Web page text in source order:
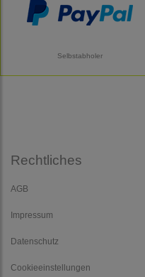
Selbstabholer
Rechtliches
AGB
Impressum
Datenschutz
Cookieeinstellungen